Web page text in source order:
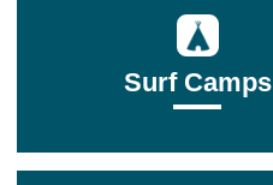
Surf Camps